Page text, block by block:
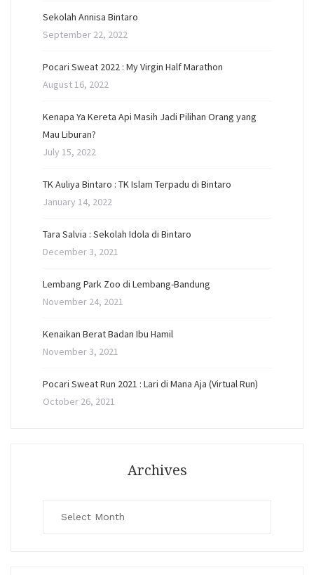
Sekolah Annisa Bintaro
September 22, 2022
Pocari Sweat 2022 : My Virgin Half Marathon
August 16, 2022
Kenapa Ya Kereta Api Masih Jadi Pilihan Orang yang
Mau Liburan?
July 15, 2022
TK Auliya Bintaro : TK Islam Terpadu di Bintaro
January 14, 2022
Tara Salvia : Sekolah Idola di Bintaro
December 3, 2021
Lembang Park Zoo di Lembang-Bandung
November 24, 2021
Kenaikan Berat Badan Ibu Hamil
November 3, 2021
Pocari Sweat Run 2021 : Lari di Mana Aja (Virtual Run)
October 26, 2021
Archives